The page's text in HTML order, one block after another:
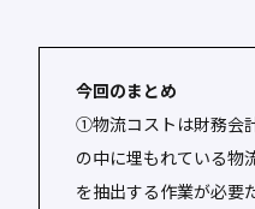
今回のまとめ
①物流コストは財務会
の中に埋もれている物
を抽出する作業が必要